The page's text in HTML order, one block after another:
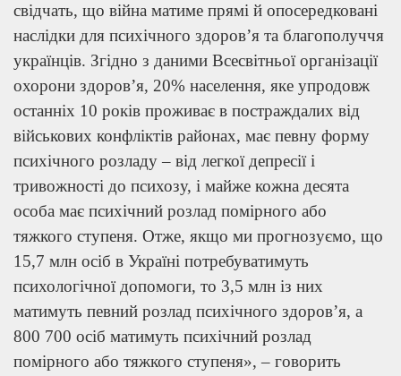
свідчать, що війна матиме прямі й опосередковані
наслідки для психічного здоров’я та благополуччя
українців. Згідно з даними Всесвітньої організації
охорони здоров’я, 20% населення, яке упродовж
останніх 10 років проживає в постраждалих від
військових конфліктів районах, має певну форму
психічного розладу – від легкої депресії і
тривожності до психозу, і майже кожна десята
особа має психічний розлад помірного або
тяжкого ступеня. Отже, якщо ми прогнозуємо, що
15,7 млн осіб в Україні потребуватимуть
психологічної допомоги, то 3,5 млн із них
матимуть певний розлад психічного здоров’я, а
800 700 осіб матимуть психічний розлад
помірного або тяжкого ступеня», – говорить